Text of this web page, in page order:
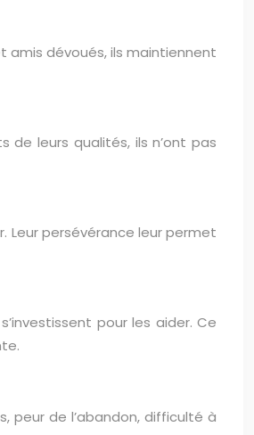
amis dévoués, ils maintiennent
de leurs qualités, ils n’ont pas
Leur persévérance leur permet
pour les aider. Ce
peur de l’abandon, difficulté à